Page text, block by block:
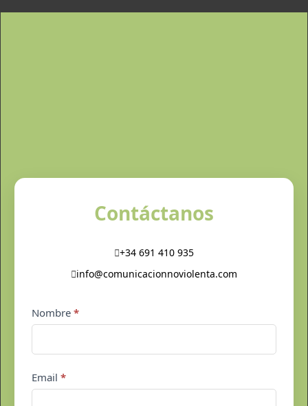
Contáctanos
+34 691 410 935
info@comunicacionnoviolenta.com
Contacto
pie
de
Nombre *
Email *